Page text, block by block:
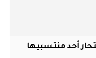
أحد منتسبيها